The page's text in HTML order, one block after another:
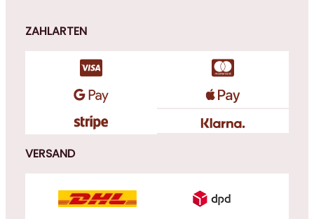
ZAHLARTEN
VERSAND